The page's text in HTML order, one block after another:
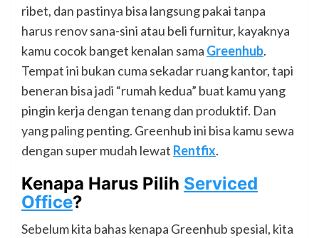
ribet, dan pastinya bisa langsung pakai tanpa
harus renov sana-sini atau beli furnitur, kayaknya
kamu cocok banget kenalan sama Greenhub.
Tempat ini bukan cuma sekadar ruang kantor, tapi
beneran bisa jadi “rumah kedua” buat kamu yang
pingin kerja dengan tenang dan produktif. Dan
yang paling penting. Greenhub ini bisa kamu sewa
dengan super mudah lewat Rentfix.
Kenapa Harus Pilih Serviced
Office?
Sebelum kita bahas kenapa Greenhub spesial, kita